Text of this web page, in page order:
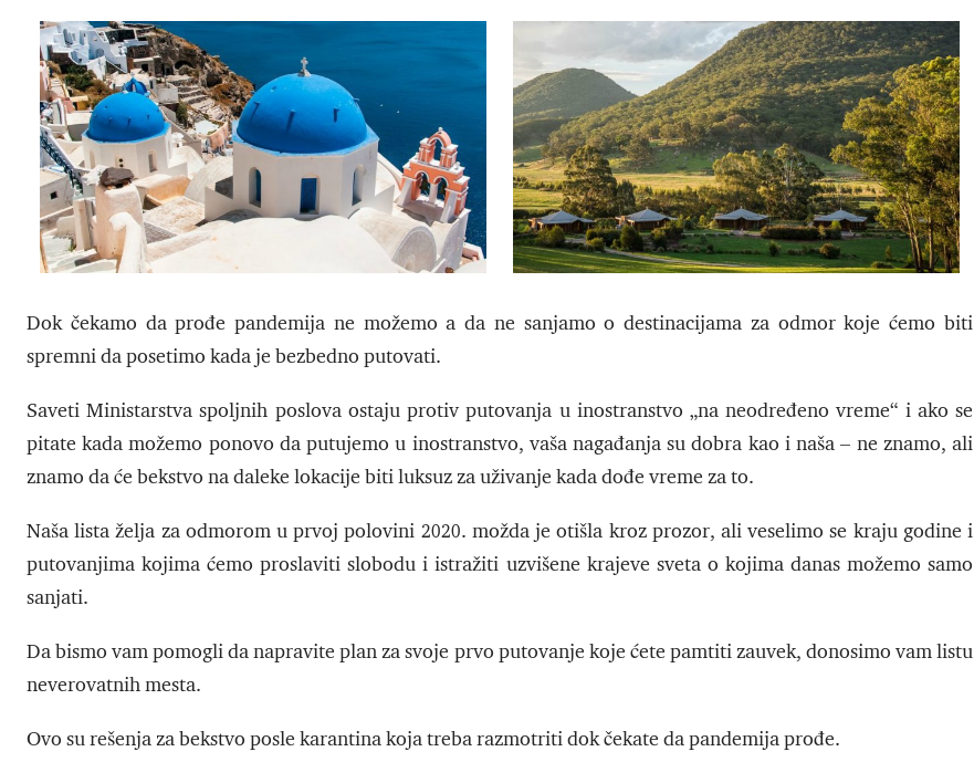
Dok čekamo da prođe pandemija ne možemo a da ne sanjamo o destinacijama za odmor koje ćemo biti
spremni da posetimo kada je bezbedno putovati.
Saveti Ministarstva spoljnih poslova ostaju protiv putovanja u inostranstvo „na neodređeno vreme“ i ako se
pitate kada možemo ponovo da putujemo u inostranstvo, vaša nagađanja su dobra kao i naša – ne znamo, ali
znamo da će bekstvo na daleke lokacije biti luksuz za uživanje kada dođe vreme za to.
Naša lista želja za odmorom u prvoj polovini 2020. možda je otišla kroz prozor, ali veselimo se kraju godine i
putovanjima kojima ćemo proslaviti slobodu i istražiti uzvišene krajeve sveta o kojima danas možemo samo
sanjati.
Da bismo vam pomogli da napravite plan za svoje prvo putovanje koje ćete pamtiti zauvek, donosimo vam listu
neverovatnih mesta.
Ovo su rešenja za bekstvo posle karantina koja treba razmotriti dok čekate da pandemija prođe.